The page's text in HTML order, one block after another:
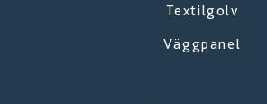
Textilgolv
Väggpanel